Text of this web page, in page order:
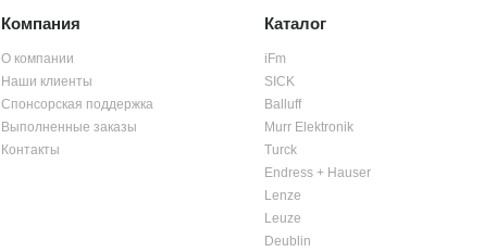
Компания
О компании
Наши клиенты
Спонсорская поддержка
Выполненные заказы
Контакты
Каталог
iFm
SICK
Balluff
Murr Elektronik
Turck
Endress + Hauser
Lenze
Leuze
Deublin